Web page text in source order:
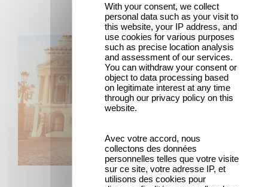
ANIMACÍON
Gaumont y Good Hero anuncian la secuela de Ballerina
With your consent, we collect
personal data such as your visit to
this website, your IP address, and
use cookies for various purposes
such as precise location analysis
and assessment of our services.
You can withdraw your consent or
object to data processing based
on legitimate interest at any time
through our privacy policy on this
website.
Avec votre accord, nous
collectons des données
personnelles telles que votre visite
sur ce site, votre adresse IP, et
utilisons des cookies pour